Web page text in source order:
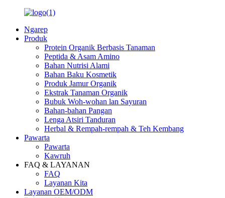
Ngarep
Produk
Protein Organik Berbasis Tanaman
Peptida & Asam Amino
Bahan Nutrisi Alami
Bahan Baku Kosmetik
Produk Jamur Organik
Ekstrak Tanaman Organik
Bubuk Woh-wohan lan Sayuran
Bahan-bahan Pangan
Lenga Atsiri Tanduran
Herbal & Rempah-rempah & Teh Kembang
Pawarta
Pawarta
Kawruh
FAQ & LAYANAN
FAQ
Layanan Kita
Layanan OEM/ODM